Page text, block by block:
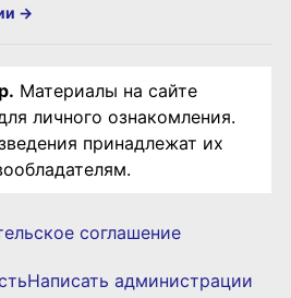
→
Материалы на сайте
личного ознакомления.
принадлежат их
соглашение
Написать администрации